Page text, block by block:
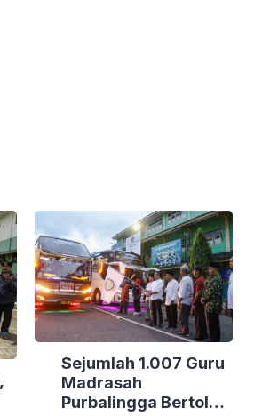
Sejumlah 1.007 Guru
Madrasah
Purbalingga Bertolak